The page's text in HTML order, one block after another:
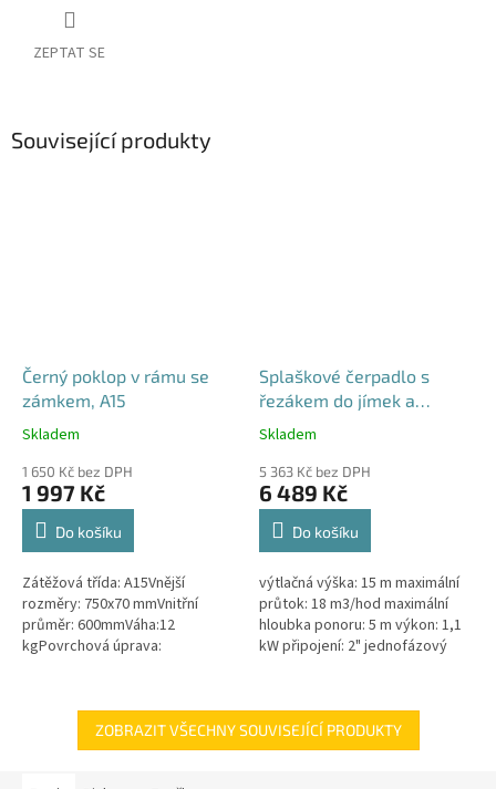
ZEPTAT SE
Související produkty
Černý poklop v rámu se
zámkem, A15
Průměrné
produktu
je
4,5
hvězdiček.
Skladem
1 650 Kč bez DPH
1 997 Kč
Do košíku
Zátěžová třída: A15Vnější
rozměry: 750x70 mmVnitřní
průměr: 600mmVáha:12
kgPovrchová úprava:
vybaven 2 šrouby pro...
Splaškové čerpadlo s
řezákem do jímek a
septiků - Blue Line PQD 7-
Průměrné
produktu
je
5,0
hvězdiček.
Skladem
5 363 Kč bez DPH
6 489 Kč
Do košíku
výtlačná výška: 15 m maximální
průtok: 18 m3/hod maximální
hloubka ponoru: 5 m výkon: 1,1
kW připojení: 2" jednofázový
ZOBRAZIT VŠECHNY SOUVISEJÍCÍ PRODUKTY